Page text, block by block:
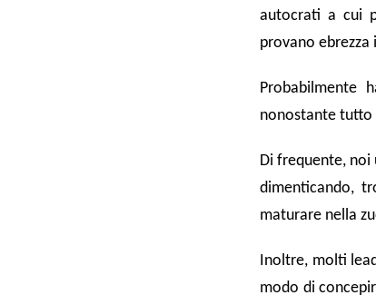
autocrati a cui
provano ebrezza
Probabilmente
nonostante tutto
Di frequente, noi
dimenticando,
maturare nella
Inoltre, molti
modo di